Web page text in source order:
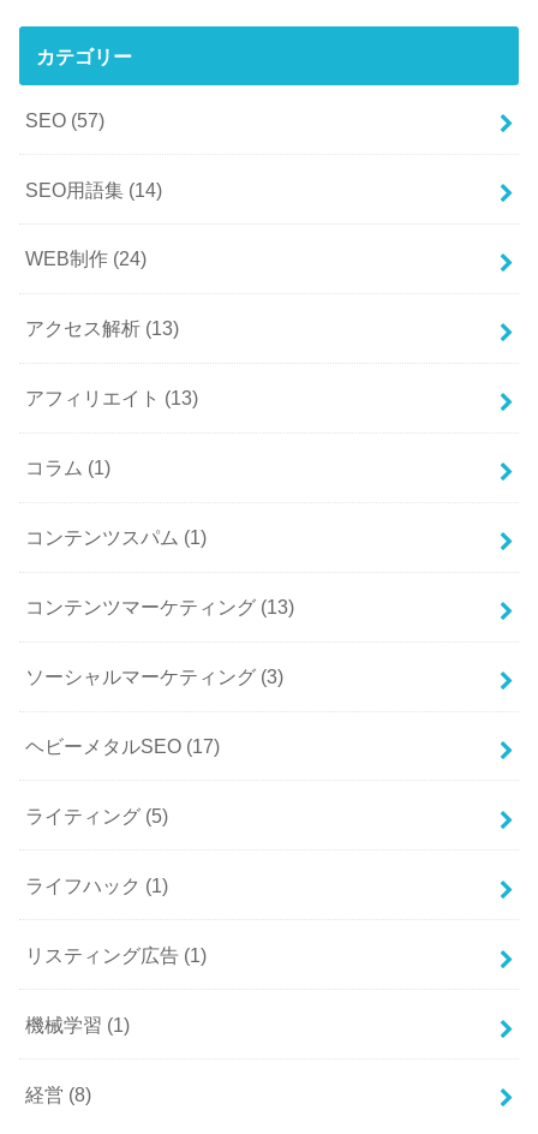
カテゴリー
SEO (57)
SEO用語集 (14)
WEB制作 (24)
アクセス解析 (13)
アフィリエイト (13)
コラム (1)
コンテンツスパム (1)
コンテンツマーケティング (13)
ソーシャルマーケティング (3)
ヘビーメタルSEO (17)
ライティング (5)
ライフハック (1)
リスティング広告 (1)
機械学習 (1)
経営 (8)